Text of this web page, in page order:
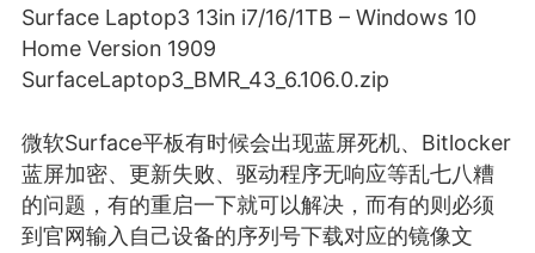
问答 闲谈 官方
Surface Laptop3 13in i7/16/1TB – Windows 10
Home Version 1909
SurfaceLaptop3_BMR_43_6.106.0.zip
微软Surface平板有时候会出现蓝屏死机、Bitlocker
蓝屏加密、更新失败、驱动程序无响应等乱七八糟
的问题，有的重启一下就可以解决，而有的则必须
到官网输入自己设备的序列号下载对应的镜像文